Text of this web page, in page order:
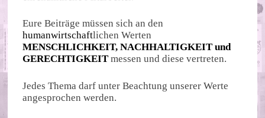
Eure Beiträge müssen sich an den
humanwirtschaftlichen Werten
MENSCHLICHKEIT, NACHHALTIGKEIT und
GERECHTIGKEIT messen und diese vertreten.
Jedes Thema darf unter Beachtung unserer Werte
angesprochen werden.